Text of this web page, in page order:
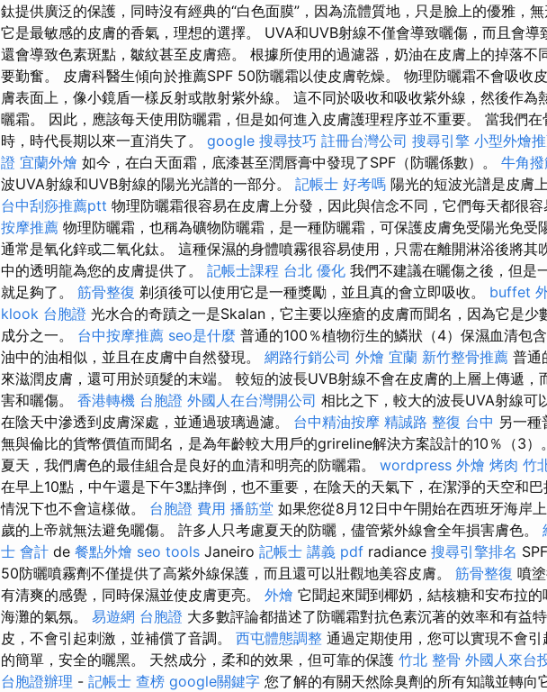
鈦提供廣泛的保護，同時沒有經典的“白色面膜”，因為流體質地，只是臉上的優雅，無
它是最敏感的皮膚的香氣，理想的選擇。 UVA和UVB射線不僅會導致曬傷，而且會導
還會導致色素斑點，皺紋甚至皮膚癌。 根據所使用的過濾器，奶油在皮膚上的掉落不
要勤奮。 皮膚科醫生傾向於推薦SPF 50防曬霜以使皮膚乾燥。 物理防曬霜不會吸收
膚表面上，像小鏡盾一樣反射或散射紫外線。 這不同於吸收和吸收紫外線，然後作為
曬霜。 因此，應該每天使用防曬霜，但是如何進入皮膚護理程序並不重要。 當我們在
時，時代長期以來一直消失了。 google 搜尋技巧 註冊台灣公司 搜尋引擎 小型外燴
證 宜蘭外燴 如今，在白天面霜，底漆甚至潤唇膏中發現了SPF（防曬係數）。 牛角
波UVA射線和UVB射線的陽光光譜的一部分。 記帳士 好考嗎 陽光的短波光譜是皮膚
台中刮痧推薦ptt 物理防曬霜很容易在皮膚上分發，因此與信念不同，它們每天都很容
按摩推薦 物理防曬霜，也稱為礦物防曬霜，是一種防曬霜，可保護皮膚免受陽光免受
通常是氧化鋅或二氧化鈦。 這種保濕的身體噴霧很容易使用，只需在離開淋浴後將其
中的透明龍為您的皮膚提供了。 記帳士課程 台北 優化 我們不建議在曬傷之後，但是
就足夠了。 筋骨整復 剃須後可以使用它是一種獎勵，並且真的會立即吸收。 buffet
klook 台胞證 光水合的奇蹟之一是Skalan，它主要以痤瘡的皮膚而聞名，因為它是少
成分之一。 台中按摩推薦 seo是什麼 普通的100％植物衍生的鱗狀（4）保濕血清包
油中的油相似，並且在皮膚中自然發現。 網路行銷公司 外燴 宜蘭 新竹整骨推薦 普通
來滋潤皮膚，還可用於頭髮的末端。 較短的波長UVB射線不會在皮膚的上層上傳遞，
害和曬傷。 香港轉機 台胞證 外國人在台灣開公司 相比之下，較大的波長UVA射線可
在陰天中滲透到皮膚深處，並通過玻璃過濾。 台中精油按摩 精誠路 整復 台中 另一種
無與倫比的貨幣價值而聞名，是為年齡較大用戶的grireline解決方案設計的10％（3）
夏天，我們膚色的最佳組合是良好的血清和明亮的防曬霜。 wordpress 外燴 烤肉 竹
在早上10點，中午還是下午3點摔倒，也不重要，在陰天的天氣下，在潔淨的天空和
情況下也不會這樣做。 台胞證 費用 播筋堂 如果您從8月12日中午開始在西班牙海岸
歲的上帝就無法避免曬傷。 許多人只考慮夏天的防曬，儘管紫外線會全年損害膚色。
士 會計 de 餐點外燴 seo tools Janeiro 記帳士 講義 pdf radiance 搜尋引擎排名 SPF
50防曬噴霧劑不僅提供了高紫外線保護，而且還可以壯觀地美容皮膚。 筋骨整復 噴
有清爽的感覺，同時保濕並使皮膚更亮。 外燴 它聞起來聞到椰奶，結核糖和安布拉
海灘的氣氛。 易遊網 台胞證 大多數評論都描述了防曬霜對抗色素沉著的效率和有益
皮，不會引起刺激，並補償了音調。 西屯體態調整 通過定期使用，您可以實現不會
的簡單，安全的曬黑。 天然成分，柔和的效果，但可靠的保護 竹北 整骨 外國人來台
台胞證辦理 - 記帳士 查榜 google關鍵字 您了解的有關天然除臭劑的所有知識並轉向